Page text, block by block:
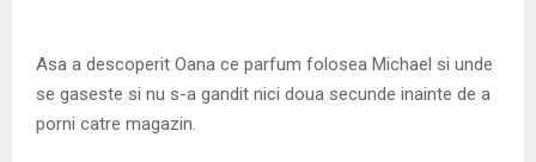
Asa a descoperit Oana ce parfum folosea Michael si unde
se gaseste si nu s-a gandit nici doua secunde inainte de a
porni catre magazin.